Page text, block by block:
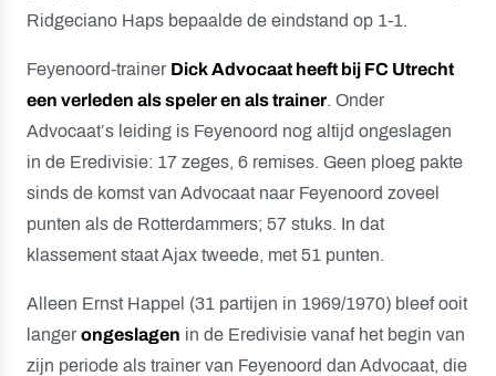
Ridgeciano Haps bepaalde de eindstand op 1-1.
Feyenoord-trainer Dick Advocaat heeft bij FC Utrecht
een verleden als speler en als trainer. Onder
Advocaat’s leiding is Feyenoord nog altijd ongeslagen
in de Eredivisie: 17 zeges, 6 remises. Geen ploeg pakte
sinds de komst van Advocaat naar Feyenoord zoveel
punten als de Rotterdammers; 57 stuks. In dat
klassement staat Ajax tweede, met 51 punten.
Alleen Ernst Happel (31 partijen in 1969/1970) bleef ooit
langerongeslagen in de Eredivisie vanaf het begin van
zijn periode als trainer van Feyenoord dan Advocaat, die